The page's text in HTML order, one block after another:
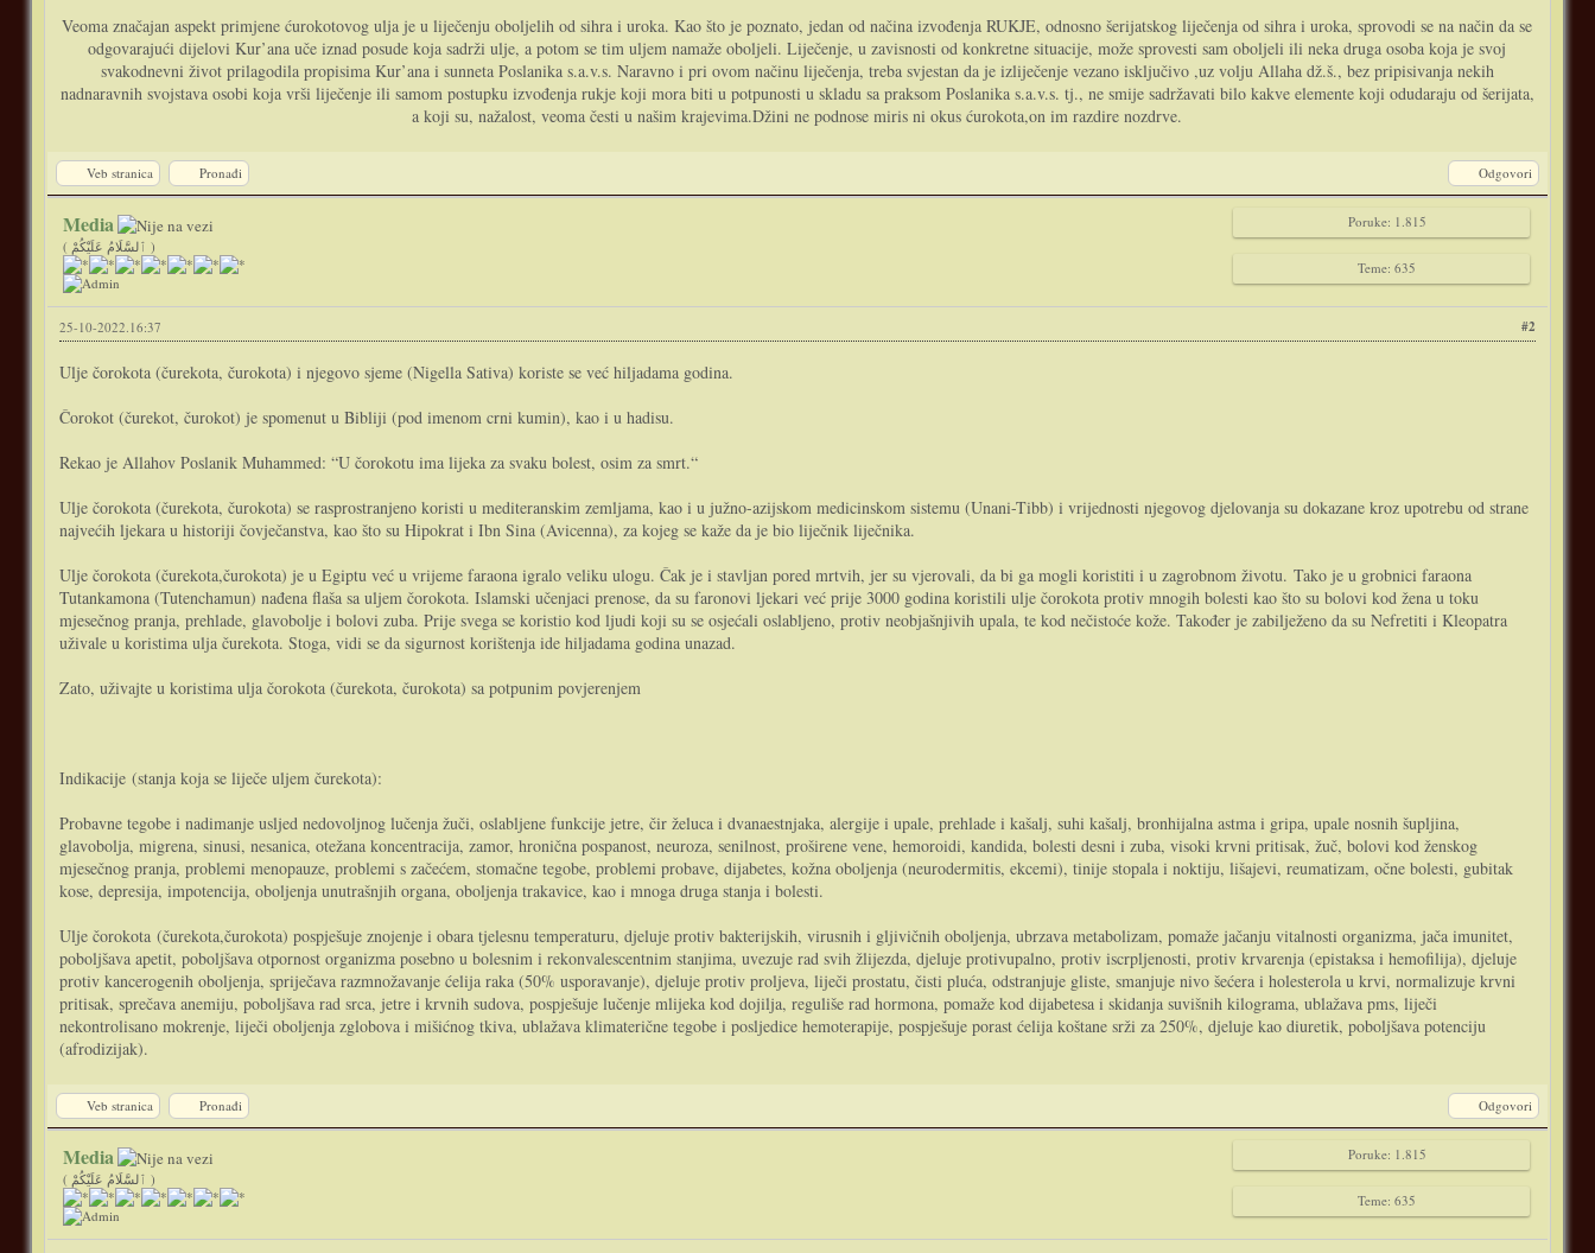
Veoma značajan aspekt primjene ćurokotovog ulja je u liječenju oboljelih od sihra i uroka. Kao što je poznato, jedan od načina izvođenja RUKJE, odnosno šerijatskog liječenja od sihra i uroka, sprovodi se na način da se
odgovarajući dijelovi Kur’ana uče iznad posude koja sadrži ulje, a potom se tim uljem namaže oboljeli. Liječenje, u zavisnosti od konkretne situacije, može sprovesti sam oboljeli ili neka druga osoba koja je svoj
svakodnevni život prilagodila propisima Kur’ana i sunneta Poslanika s.a.v.s. Naravno i pri ovom načinu liječenja, treba svjestan da je izliječenje vezano isključivo ,uz volju Allaha dž.š., bez pripisivanja nekih
nadnaravnih svojstava osobi koja vrši liječenje ili samom postupku izvođenja rukje koji mora biti u potpunosti u skladu sa praksom Poslanika s.a.v.s. tj., ne smije sadržavati bilo kakve elemente koji odudaraju od šerijata,
a koji su, nažalost, veoma česti u našim krajevima.Džini ne podnose miris ni okus ćurokota,on im razdire nozdrve.
Veb stranica Pronađi Odgovori
Media
( ٱلسَّلَامُ عَلَيْكُمْ )
Poruke: 1.815
Teme: 635
#2
25-10-2022.16:37
Ulje čorokota (čurekota, čurokota) i njegovo sjeme (Nigella Sativa) koriste se već hiljadama godina.
Čorokot (čurekot, čurokot) je spomenut u Bibliji (pod imenom crni kumin), kao i u hadisu.
Rekao je Allahov Poslanik Muhammed: “U čorokotu ima lijeka za svaku bolest, osim za smrt.“
Ulje čorokota (čurekota, čurokota) se rasprostranjeno koristi u mediteranskim zemljama, kao i u južno-azijskom medicinskom sistemu (Unani-Tibb) i vrijednosti njegovog djelovanja su dokazane kroz upotrebu od strane
najvećih ljekara u historiji čovječanstva, kao što su Hipokrat i Ibn Sina (Avicenna), za kojeg se kaže da je bio liječnik liječnika.
Ulje čorokota (čurekota,čurokota) je u Egiptu već u vrijeme faraona igralo veliku ulogu. Čak je i stavljan pored mrtvih, jer su vjerovali, da bi ga mogli koristiti i u zagrobnom životu. Tako je u grobnici faraona
Tutankamona (Tutenchamun) nađena flaša sa uljem čorokota. Islamski učenjaci prenose, da su faronovi ljekari već prije 3000 godina koristili ulje čorokota protiv mnogih bolesti kao što su bolovi kod žena u toku
mjesečnog pranja, prehlade, glavobolje i bolovi zuba. Prije svega se koristio kod ljudi koji su se osjećali oslabljeno, protiv neobjašnjivih upala, te kod nečistoće kože. Također je zabilježeno da su Nefretiti i Kleopatra
uživale u koristima ulja čurekota. Stoga, vidi se da sigurnost korištenja ide hiljadama godina unazad.
Zato, uživajte u koristima ulja čorokota (čurekota, čurokota) sa potpunim povjerenjem
Indikacije (stanja koja se liječe uljem čurekota):
Probavne tegobe i nadimanje usljed nedovoljnog lučenja žuči, oslabljene funkcije jetre, čir želuca i dvanaestnjaka, alergije i upale, prehlade i kašalj, suhi kašalj, bronhijalna astma i gripa, upale nosnih šupljina,
glavobolja, migrena, sinusi, nesanica, otežana koncentracija, zamor, hronična pospanost, neuroza, senilnost, proširene vene, hemoroidi, kandida, bolesti desni i zuba, visoki krvni pritisak, žuč, bolovi kod ženskog
mjesečnog pranja, problemi menopauze, problemi s začećem, stomačne tegobe, problemi probave, dijabetes, kožna oboljenja (neurodermitis, ekcemi), tinije stopala i noktiju, lišajevi, reumatizam, očne bolesti, gubitak
kose, depresija, impotencija, oboljenja unutrašnjih organa, oboljenja trakavice, kao i mnoga druga stanja i bolesti.
Ulje čorokota (čurekota,čurokota) pospješuje znojenje i obara tjelesnu temperaturu, djeluje protiv bakterijskih, virusnih i gljivičnih oboljenja, ubrzava metabolizam, pomaže jačanju vitalnosti organizma, jača imunitet,
poboljšava apetit, poboljšava otpornost organizma posebno u bolesnim i rekonvalescentnim stanjima, uvezuje rad svih žlijezda, djeluje protivupalno, protiv iscrpljenosti, protiv krvarenja (epistaksa i hemofilija), djeluje
protiv kancerogenih oboljenja, spriječava razmnožavanje ćelija raka (50% usporavanje), djeluje protiv proljeva, liječi prostatu, čisti pluća, odstranjuje gliste, smanjuje nivo šećera i holesterola u krvi, normalizuje krvni
pritisak, sprečava anemiju, poboljšava rad srca, jetre i krvnih sudova, pospješuje lučenje mlijeka kod dojilja, reguliše rad hormona, pomaže kod dijabetesa i skidanja suvišnih kilograma, ublažava pms, liječi
nekontrolisano mokrenje, liječi oboljenja zglobova i mišićnog tkiva, ublažava klimaterične tegobe i posljedice hemoterapije, pospješuje porast ćelija koštane srži za 250%, djeluje kao diuretik, poboljšava potenciju
(afrodizijak).
Veb stranica Pronađi Odgovori
Media
( ٱلسَّلَامُ عَلَيْكُمْ )
Poruke: 1.815
Teme: 635